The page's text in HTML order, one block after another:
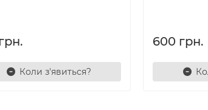
Коли з'явиться?
600 грн.